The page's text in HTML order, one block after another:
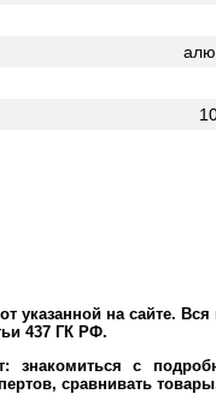
указанной на сайте.
437 ГК РФ.
знакомиться с
сравнивать